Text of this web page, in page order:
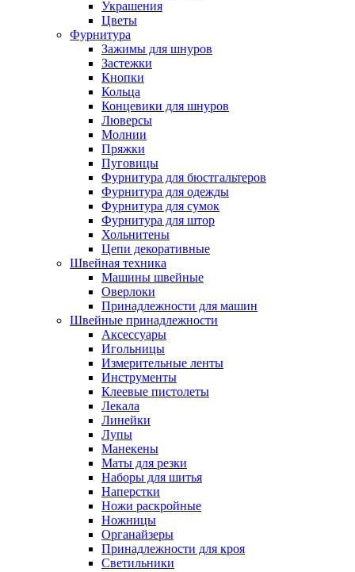
Украшения
Цветы
Фурнитура
Зажимы для шнуров
Застежки
Кнопки
Кольца
Концевики для шнуров
Люверсы
Молнии
Пряжки
Пуговицы
Фурнитура для бюстгальтеров
Фурнитура для одежды
Фурнитура для сумок
Фурнитура для штор
Хольнитены
Цепи декоративные
Швейная техника
Машины швейные
Оверлоки
Принадлежности для машин
Швейные принадлежности
Аксессуары
Игольницы
Измерительные ленты
Инструменты
Клеевые пистолеты
Лекала
Линейки
Лупы
Манекены
Маты для резки
Наборы для шитья
Наперстки
Ножи раскройные
Ножницы
Органайзеры
Принадлежности для кроя
Светильники